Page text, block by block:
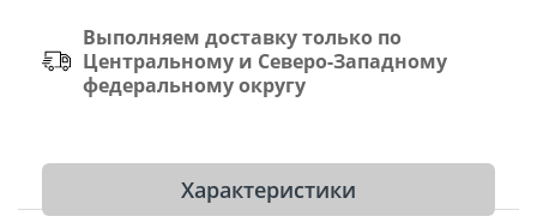
Выполняем доставку только по
Центральному и Северо-Западному
федеральному округу
Характеристики